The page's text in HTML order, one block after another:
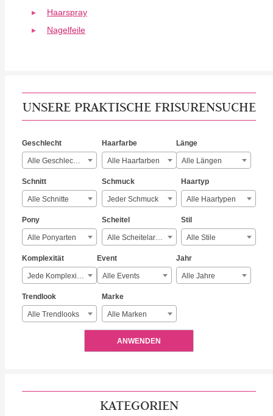
Haarspray
Nagelfeile
UNSERE PRAKTISCHE FRISURENSUCHE
Geschlecht
Alle Geschlechter
Haarfarbe
Alle Haarfarben
Länge
Alle Längen
Schnitt
Alle Schnitte
Schmuck
Jeder Schmuck
Haartyp
Alle Haartypen
Pony
Alle Ponyarten
Scheitel
Alle Scheitelarten
Stil
Alle Stile
Komplexität
Jede Komplexität
Event
Alle Events
Jahr
Alle Jahre
Trendlook
Alle Trendlooks
Marke
Alle Marken
ANWENDEN
KATEGORIEN